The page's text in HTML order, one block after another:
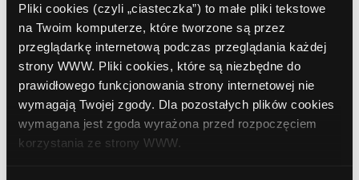
Pliki cookies (czyli „ciasteczka”) to małe pliki tekstowe
na Twoim komputerze, które tworzone są przez
przeglądarkę internetową podczas przeglądania każdej
strony WWW. Pliki cookies, które są niezbędne do
prawidłowego funkcjonowania strony internetowej nie
wymagają Twojej zgody. Dla pozostałych plików cookies
wymagana jest zgoda wyrażona przed rozpoczęciem
korzystania ze strony WWW.
czerwiec 2019
maj 2019
kwiecień 2019
grudzień 2018